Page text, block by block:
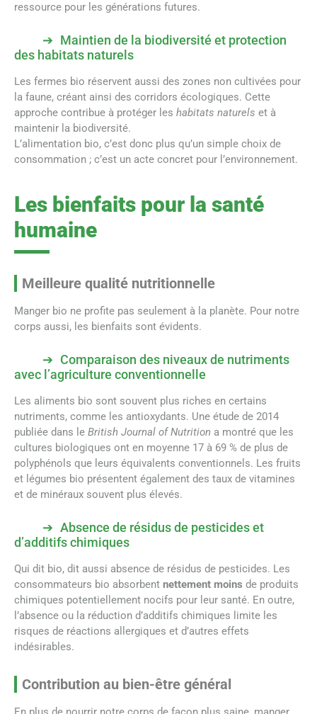
ressource pour les générations futures.
Maintien de la biodiversité et protection
des habitats naturels
Les fermes bio réservent aussi des zones non cultivées pour
la faune, créant ainsi des corridors écologiques. Cette
approche contribue à protéger les habitats naturels et à
maintenir la biodiversité.
L’alimentation bio, c’est donc plus qu’un simple choix de
consommation ; c’est un acte concret pour l’environnement.
Les bienfaits pour la santé
humaine
Meilleure qualité nutritionnelle
Manger bio ne profite pas seulement à la planète. Pour notre
corps aussi, les bienfaits sont évidents.
Comparaison des niveaux de nutriments
avec l’agriculture conventionnelle
Les aliments bio sont souvent plus riches en certains
nutriments, comme les antioxydants. Une étude de 2014
publiée dans le British Journal of Nutrition a montré que les
cultures biologiques ont en moyenne 17 à 69 % de plus de
polyphénols que leurs équivalents conventionnels. Les fruits
et légumes bio présentent également des taux de vitamines
et de minéraux souvent plus élevés.
Absence de résidus de pesticides et
d’additifs chimiques
Qui dit bio, dit aussi absence de résidus de pesticides. Les
consommateurs bio absorbent nettement moins de produits
chimiques potentiellement nocifs pour leur santé. En outre,
l’absence ou la réduction d’additifs chimiques limite les
risques de réactions allergiques et d’autres effets
indésirables.
Contribution au bien-être général